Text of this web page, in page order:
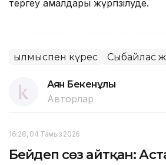
тергеу амалдары жүргізілуде.
Қылмыспен күрес Сыбайлас
Аян Бекенұлы
Авторлар
16:28, 04 Тамыз 2026
Бейәдеп сөз айтқан: